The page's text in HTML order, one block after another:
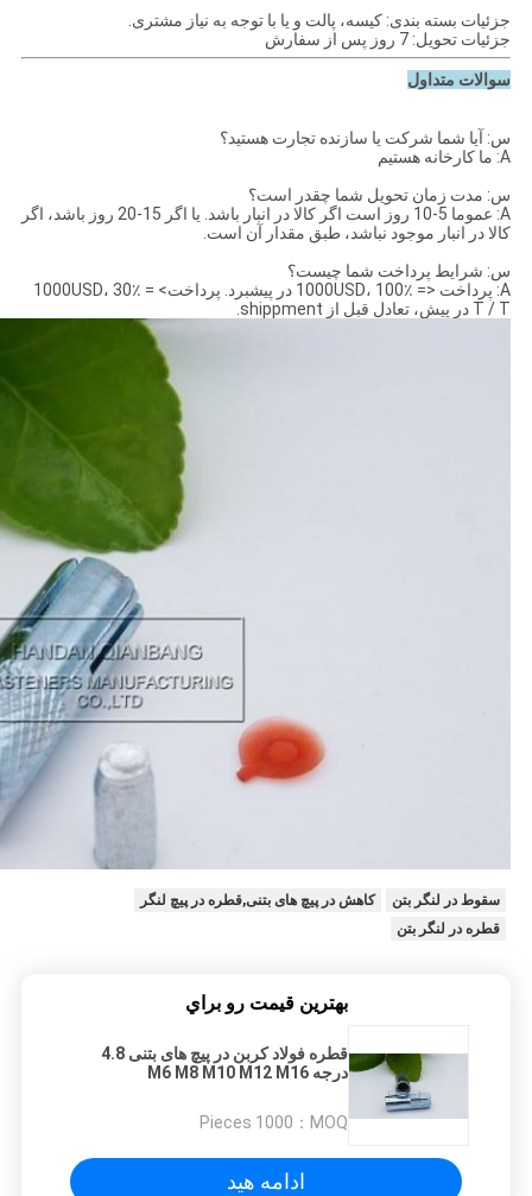
جزئیات بسته بندی: کیسه، پالت و یا با توجه به نیاز مشتری.
جزئیات تحویل: 7 روز پس از سفارش
سوالات متداول
س: آیا شما شرکت یا سازنده تجارت هستید؟
A: ما کارخانه هستیم
س: مدت زمان تحویل شما چقدر است؟
A: عموما 5-10 روز است اگر کالا در انبار باشد.
یا اگر 15-20 روز
باشد، اگر
کالا در انبار موجود نباشد، طبق مقدار آن است.
س: شرایط پرداخت شما چیست؟
A: پرداخت <= 1000USD، 100٪ در پیشبرد.
پرداخت> = 1000USD، 30٪
T / T در پیش، تعادل قبل از shippment.
سقوط در لنگر بتن
کاهش در پیچ های بتنی,قطره در پیچ لنگر
قطره در لنگر بتن
بهترين قيمت رو براي
قطره فولاد کربن در پیچ های بتنی 4.8
درجه M6 M8 M10 M12 M16
MOQ：
1000 Pieces
ادامه هید